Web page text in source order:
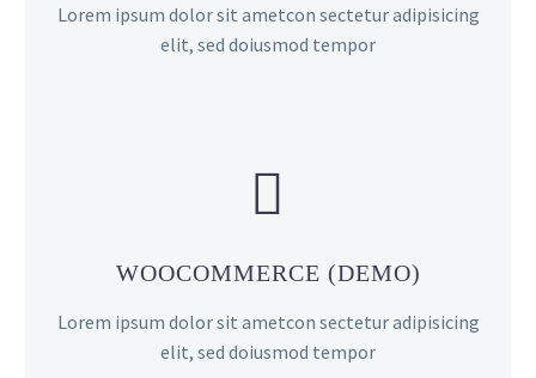
Lorem ipsum dolor sit ametcon sectetur adipisicing
elit, sed doiusmod tempor


WOOCOMMERCE (DEMO)
Lorem ipsum dolor sit ametcon sectetur adipisicing
elit, sed doiusmod tempor